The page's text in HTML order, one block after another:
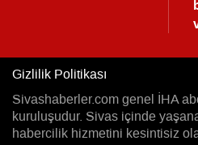
Gizlilik Politikası
Sivashaberler.com genel İHA
kuruluşudur. Sivas içinde
habercilik hizmetini kesintisiz